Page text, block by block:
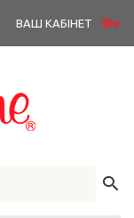
ВАШ КАБІНЕТ